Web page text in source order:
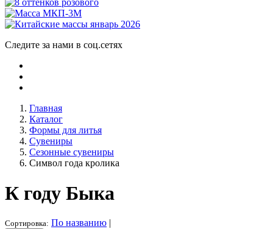
Следите за нами в соц.сетях
Главная
Каталог
Формы для литья
Сувениры
Сезонные сувениры
Символ года кролика
К году Быка
Сортировка: По названию |